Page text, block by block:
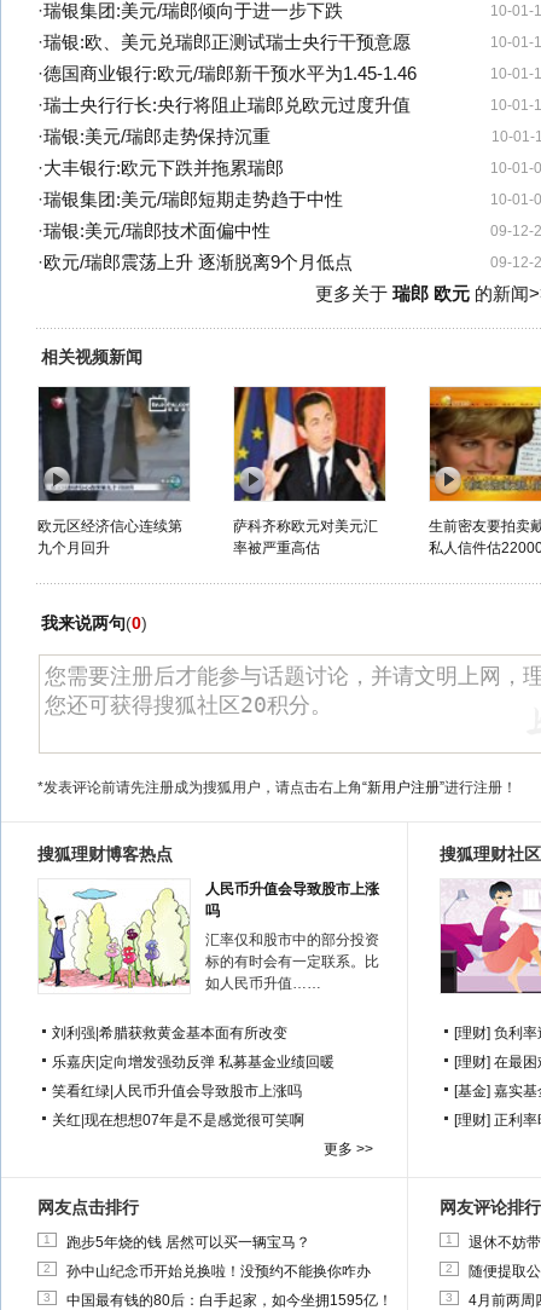
10-01-
·瑞银集团:美元/瑞郎倾向于进一步下跌
10-01-
·瑞银:欧、美元兑瑞郎正测试瑞士央行干预意愿
10-01-
·德国商业银行:欧元/瑞郎新干预水平为1.45-1.46
10-01-
·瑞士央行行长:央行将阻止瑞郎兑欧元过度升值
10-01-
·瑞银:美元/瑞郎走势保持沉重
10-01-
·大丰银行:欧元下跌并拖累瑞郎
10-01-
·瑞银集团:美元/瑞郎短期走势趋于中性
09-12-
·瑞银:美元/瑞郎技术面偏中性
09-12-
·欧元/瑞郎震荡上升 逐渐脱离9个月低点
更多关于 瑞郎 欧元的新闻
相关视频新闻
欧元区经济信心连续第
九个月回升
萨科齐称欧元对美元汇
率被严重高估
生前密友要拍卖
私人信件估
我来说两句(0)
*发表评论前请先注册成为搜狐用户，请点击右上角“新用户注册”进行注册！
搜狐理财博客热点
人民币升值会导致股市上涨
吗
汇率仅和股市中的部分投资
标的有时会有一定联系。比
如人民币升值……
刘利强 希腊获救黄金基本面有所改变
乐嘉庆 定向增发强劲反弹 私募基金业绩回暖
笑看红绿 人民币升值会导致股市上涨吗
关红 现在想想07年是不是感觉很可笑啊
更多 >>
搜狐理财社
[理财] 负利率
[理财] 在最困
[基金] 嘉实基
[理财] 正利率
网友点击排行
1 跑步5年烧的钱 居然可以买一辆宝马？
2 孙中山纪念币开始兑换啦！没预约不能换你咋办
3 中国最有钱的80后：白手起家，如今坐拥1595亿！
网友评论排行
1 退休不妨
2 随便提取
3 4月前两周